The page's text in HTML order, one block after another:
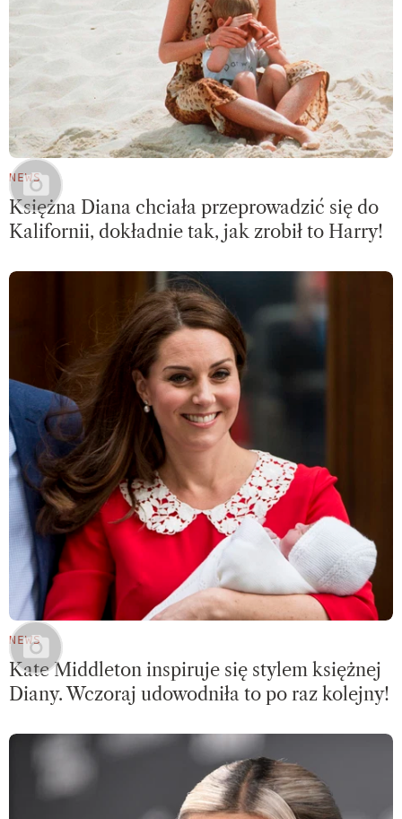
NEWS
Księżna Diana chciała przeprowadzić się do
Kalifornii, dokładnie tak, jak zrobił to Harry!
NEWS
Kate Middleton inspiruje się stylem księżnej
Diany. Wczoraj udowodniła to po raz kolejny!